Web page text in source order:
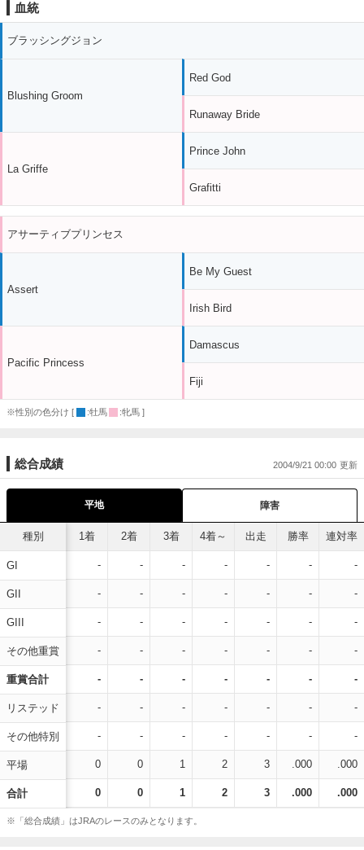
血統
ブラッシングジョン
Blushing Groom
La Griffe
Red God
Runaway Bride
Prince John
Grafitti
アサーティブプリンセス
Assert
Pacific Princess
Be My Guest
Irish Bird
Damascus
Fiji
※性別の色分け [ :牡馬 :牝馬 ]
総合成績 2004/9/21 00:00
平地 障害
種別
GI
GII
GIII
その他重賞
重賞合計
リステッド
その他特別
平場
合計
1着 2着 3着 4着～ 出走 勝率 連対率
- - - - - - -
- - - - - - -
- - - - - - -
- - - - - - -
- - - - - - -
- - - - - - -
- - - - - - -
0 0 1 2 3 .000 .000
0 0 1 2 3 .000 .000
※「総合成績」はJRAのレースのみとなります。